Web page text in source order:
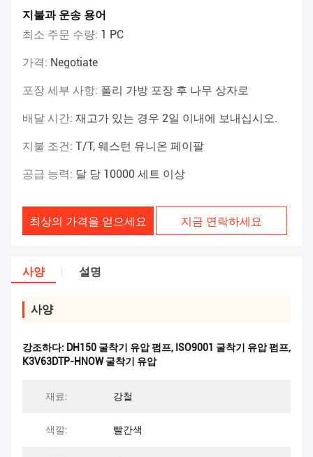
지불과 운송 용어
최소 주문 수량: 1 PC
가격: Negotiate
포장 세부 사항: 폴리 가방 포장 후 나무 상자로
배달 시간: 재고가 있는 경우 2일 이내에 보내십시오.
지불 조건: T/T, 웨스턴 유니온 페이팔
공급 능력: 달 당 10000 세트 이상
최상의 가격을 얻으세요 지금 연락하세요
사양 설명
사양
강조하다: DH150 굴착기 유압 펌프, ISO9001 굴착기 유압 펌프,
K3V63DTP-HNOW 굴착기 유압
재료: 강철
색깔: 빨간색